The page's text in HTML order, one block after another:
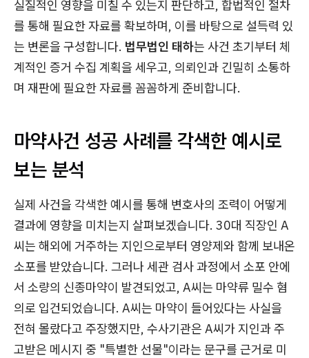
실질적인 영향을 미칠 수 있는지 판단하고, 합법적인 절차
를 통해 필요한 자료를 확보하며, 이를 바탕으로 설득력 있
는 변론을 구성합니다. 법무법인 태하는 사건 초기부터 체
계적인 증거 수집 계획을 세우고, 의뢰인과 긴밀히 소통하
며 재판에 필요한 자료를 꼼꼼하게 준비합니다.
마약사건 성공 사례를 각색한 예시로
보는 분석
실제 사건을 각색한 예시를 통해 변호사의 조력이 어떻게
결과에 영향을 미치는지 살펴보겠습니다. 30대 직장인 A
씨는 해외에 거주하는 지인으로부터 영양제와 함께 보내온
소포를 받았습니다. 그러나 세관 검사 과정에서 소포 안에
서 소량의 신종마약이 발견되었고, A씨는 마약류 밀수 혐
의로 입건되었습니다. A씨는 마약이 들어있다는 사실을
전혀 몰랐다고 주장했지만, 수사기관은 A씨가 지인과 주
고받은 메시지 중 "특별한 선물"이라는 문구를 근거로 미